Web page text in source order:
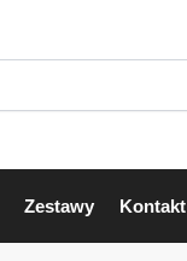
Zestawy Kontakt